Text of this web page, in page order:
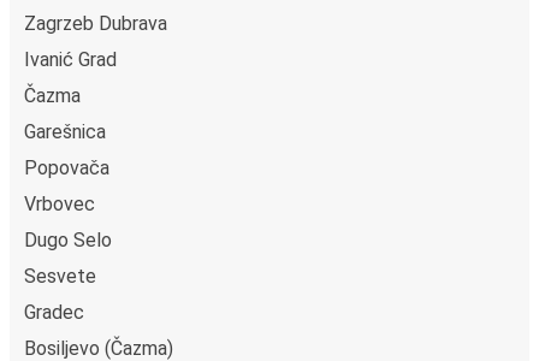
Zagrzeb Dubrava
Ivanić Grad
Čazma
Garešnica
Popovača
Vrbovec
Dugo Selo
Sesvete
Gradec
Bosiljevo (Čazma)